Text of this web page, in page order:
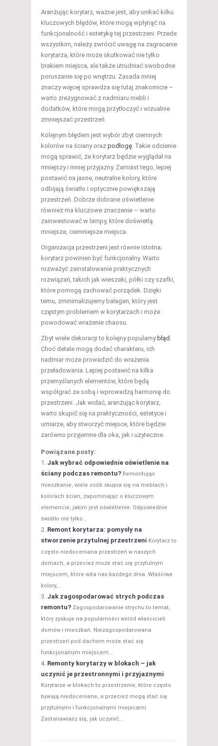
Aranżując korytarz, ważne jest, aby unikać kilku
kluczowych błędów, które mogą wpłynąć na
funkcjonalność i estetykę tej przestrzeni. Przede
wszystkim, należy zwrócić uwagę na zagracanie
korytarza, które może skutkować nie tylko
brakiem miejsca, ale także utrudniać swobodne
poruszanie się po wnętrzu. Zasada mniej
znaczy więcej sprawdza się tutaj znakomicie –
warto zrezygnować z nadmiaru mebli i
dodatków, które mogą przytłoczyć i wizualnie
zmniejszać przestrzeń.
Kolejnym błędem jest wybór zbyt ciemnych
kolorów na ściany oraz podłogę. Takie odcienie
mogą sprawić, że korytarz będzie wyglądał na
mniejszy i mniej przyjazny. Zamiast tego, lepiej
postawić na jasne, neutralne kolory, które
odbijają światło i optycznie powiększają
przestrzeń. Dobrze dobrane oświetlenie
również ma kluczowe znaczenie – warto
zainwestować w lampy, które doświetlą
mniejsze, ciemniejsze miejsca.
Organizacja przestrzeni jest równie istotna;
korytarz powinien być funkcjonalny. Warto
rozważyć zainstalowanie praktycznych
rozwiązań, takich jak wieszaki, półki czy szafki,
które pomogą zachować porządek. Dzięki
temu, zminimalizujemy bałagan, który jest
częstym problemem w korytarzach i może
powodować wrażenie chaosu.
Zbyt wiele dekoracji to kolejny popularny błąd .
Choć detale mogą dodać charakteru, ich
nadmiar może prowadzić do wrażenia
przeładowania. Lepiej postawić na kilka
przemyślanych elementów, które będą
współgrać ze sobą i wprowadzą harmonię do
przestrzeni. Jak widać, aranżując korytarz,
warto skupić się na praktyczności, estetyce i
umiarze, aby stworzyć miejsce, które będzie
zarówno przyjemne dla oka, jak i użyteczne.
Powiązane posty:
Jak wybrać odpowiednie oświetlenie na
ściany podczas remontu? Remontując
mieszkanie, wiele osób skupia się na meblach i
kolorach ścian, zapominając o kluczowym
elemencie, jakim jest oświetlenie. Odpowiednie
światło nie tylko...
Remont korytarza: pomysły na
stworzenie przytulnej przestrzeni Korytarz to
często niedoceniana przestrzeń w naszych
domach, a przecież może stać się przytulnym
miejscem, które wita nas każdego dnia. Właściwe
kolory,...
Jak zagospodarować strych podczas
remontu? Zagospodarowanie strychu to temat,
który zyskuje na popularności wśród właścicieli
domów i mieszkań. Niezagospodarowana
przestrzeń pod dachem może stać się
funkcjonalnym miejscem...
Remonty korytarzy w blokach – jak
uczynić je przestronnymi i przyjaznymi
Korytarze w blokach to przestrzenie, które często
bywają niedoceniane, a przecież mogą stać się
przytulnymi i funkcjonalnymi miejscami.
Zastanawiasz się, jak uczynić...